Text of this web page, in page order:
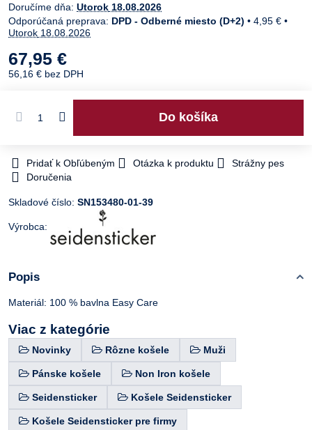
Doručíme dňa: Utorok 18.08.2026
DPD - Odberné miesto (D+2) • 4,95 € •
Utorok 18.08.2026
67,95 €
56,16 € bez DPH
Do košíka
Pridať k Obľúbeným Otázka k produktu
Strážny pes
Doručenia
Skladové číslo: SN153480-01-39
Výrobca:
Popis
Materiál: 100 % bavlna Easy Care
Viac z kategórie
Novinky Rôzne košele Muži
Pánske košele Non Iron košele
Seidensticker Košele Seidensticker
Košele Seidensticker pre firmy